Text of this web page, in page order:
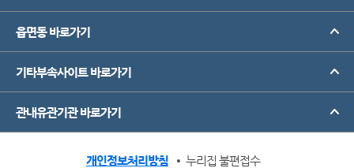
읍면동 바로가기
기타부속사이트 바로가기
관내유관기관 바로가기
개인정보처리방침 누리집 불편접수